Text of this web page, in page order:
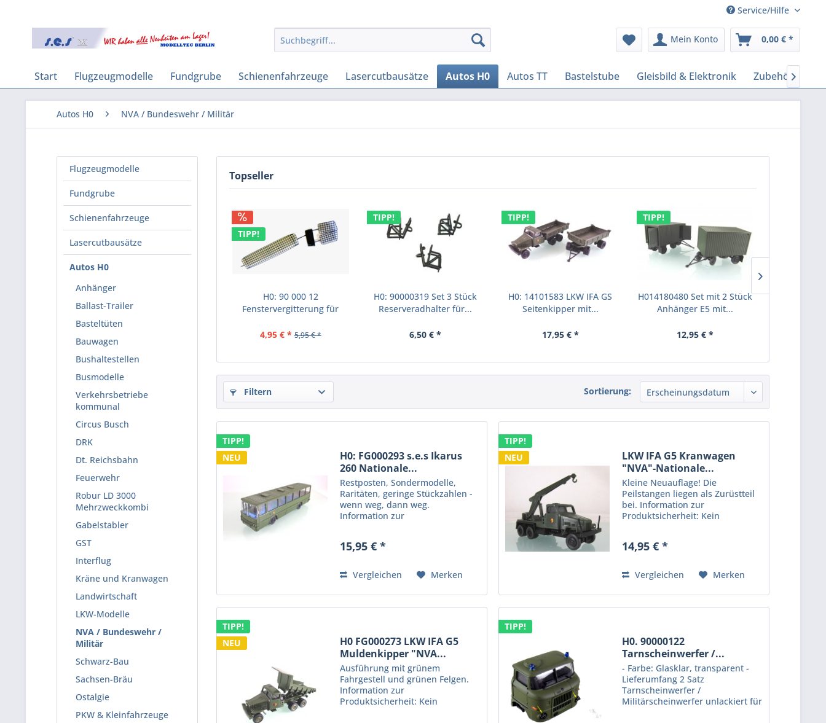
Service/Hilfe
Mein Konto 0,00 € *
Start Flugzeugmodelle Fundgrube Schienenfahrzeuge Lasercutbausätze Autos H0 Autos TT Bastelstube Gleisbild & Elektronik Zubehör
Autos H0 NVA / Bundeswehr / Militär
Flugzeugmodelle
Fundgrube
Schienenfahrzeuge
Lasercutbausätze
Autos H0
Anhänger
Ballast-Trailer
Basteltüten
Bauwagen
Bushaltestellen
Busmodelle
Verkehrsbetriebe
kommunal
Circus Busch
DRK
Dt. Reichsbahn
Feuerwehr
Robur LD 3000
Mehrzweckkombi
Gabelstabler
GST
Interflug
Kräne und Kranwagen
Landwirtschaft
LKW-Modelle
NVA / Bundeswehr /
Militär
Schwarz-Bau
Sachsen-Bräu
Ostalgie
PKW & Kleinfahrzeuge
Topseller
TIPP!
H0: 90 000 12
Fenstervergitterung für
4,95 € * 5,95 € *
TIPP!
H0: 90000319 Set 3 Stück
Reserveradhalter für...
6,50 € *
TIPP!
H0: 14101583 LKW IFA GS
Seitenkipper mit...
17,95 € *
TIPP!
H014180480 Set mit 2 Stück
Anhänger E5 mit...
12,95 € *
Filtern Sortierung:
TIPP!
NEU
H0: FG000293 s.e.s Ikarus
260 Nationale...
Restposten, Sondermodelle,
Raritäten, geringe Stückzahlen -
wenn weg, dann weg.
Information zur
unter 14 Jahren geeignet.
und Modellbauer....
15,95 € *
Vergleichen Merken
TIPP!
NEU
LKW IFA G5 Kranwagen
"NVA"-Nationale...
Kleine Neuauflage! Die
Peilstangen liegen als Zurüstteil
bei. Information zur
Produktsicherheit: Kein
Produkt für erwachsene Sammler
Protoy GmbH,...
14,95 € *
Vergleichen Merken
TIPP!
NEU
H0 FG000273 LKW IFA G5
Muldenkipper "NVA...
Ausführung mit grünem
Fahrgestell und grünen Felgen.
Information zur
Produktsicherheit: Kein
TIPP!
H0. 90000122
Tarnscheinwerfer /...
- Farbe: Glasklar, transparent -
Lieferumfang 2 Satz
Tarnscheinwerfer /
Militärscheinwerfer unlackiert für